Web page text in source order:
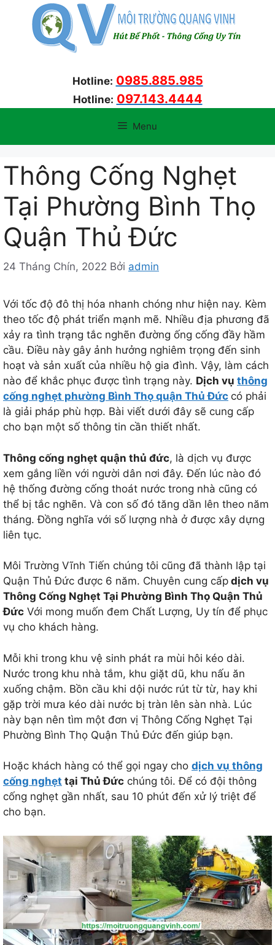
Chuyển
Hotline: 0985.885.985
Hotline: 097.143.4444
Menu
Thông Cống Nghẹt
Tại Phường Bình Thọ
Quận Thủ Đức
24 Tháng Chín, 2022 Bởi admin
Với tốc độ đô thị hóa nhanh chóng như hiện nay. Kèm
theo tốc độ phát triển mạnh mẽ. Nhiều địa phương đã
xảy ra tình trạng tắc nghẽn đường ống cống đầy hầm
cầu. Điều này gây ảnh hưởng nghiêm trọng đến sinh
hoạt và sản xuất của nhiều hộ gia đình. Vậy, làm cách
nào để khắc phục được tình trạng này. Dịch vụ thông
cống nghẹt phường Bình Thọ quận Thủ Đức có phải
là giải pháp phù hợp. Bài viết dưới đây sẽ cung cấp
cho bạn một số thông tin cần thiết nhất.
Thông cống nghẹt quận thủ đức, là dịch vụ được
xem gắng liền với người dân nơi đây. Đến lúc nào đó
hệ thống đường cống thoát nước trong nhà cũng có
thể bị tắc nghẽn. Và con số đó tăng dần lên theo năm
tháng. Đồng nghĩa với số lượng nhà ở được xây dựng
liên tục.
Môi Trường Vĩnh Tiến chúng tôi cũng đã thành lập tại
Quận Thủ Đức được 6 năm. Chuyên cung cấp dịch vụ
Thông Cống Nghẹt Tại Phường Bình Thọ Quận Thủ
Đức Với mong muốn đem Chất Lượng, Uy tín để phục
vụ cho khách hàng.
Mỗi khi trong khu vệ sinh phát ra mùi hôi kéo dài.
Nước trong khu nhà tắm, khu giặt dũ, khu nấu ăn
xuống chậm. Bồn cầu khi dội nước rút từ từ, hay khi
gặp trời mưa kéo dài nước bị tràn lên sàn nhà. Lúc
này bạn nên tìm một đơn vị Thông Cống Nghẹt Tại
Phường Bình Thọ Quận Thủ Đức đến giúp bạn.
Hoặc khách hàng có thể gọi ngay cho dịch vụ thông
cống nghẹt tại Thủ Đức chúng tôi. Để có đội thông
cống nghẹt gần nhất, sau 10 phút đến xử lý triệt để
cho bạn.